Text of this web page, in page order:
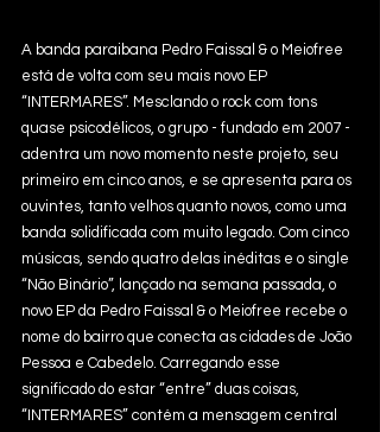
A banda paraibana Pedro Faissal & o Meiofree
está de volta com seu mais novo EP
“INTERMARES”. Mesclando o rock com tons
quase psicodélicos, o grupo - fundado em 2007 -
adentra um novo momento neste projeto, seu
primeiro em cinco anos, e se apresenta para os
ouvintes, tanto velhos quanto novos, como uma
banda solidificada com muito legado. Com cinco
músicas, sendo quatro delas inéditas e o single
“Não Binário”, lançado na semana passada, o
novo EP da Pedro Faissal & o Meiofree recebe o
nome do bairro que conecta as cidades de João
Pessoa e Cabedelo. Carregando esse
significado do estar “entre” duas coisas,
“INTERMARES” contém a mensagem central